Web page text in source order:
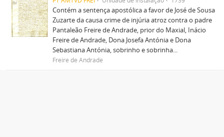
Contém a sentença apostólica a favor de José de Sousa
Zuzarte da causa crime de injúria atroz contra o padre
Pantaleão Freire de Andrade, prior do Maxial, Inácio
Freire de Andrade, Dona Josefa Antónia e Dona
Sebastiana Antónia, sobrinho e sobrinha...
Freire de Andrade